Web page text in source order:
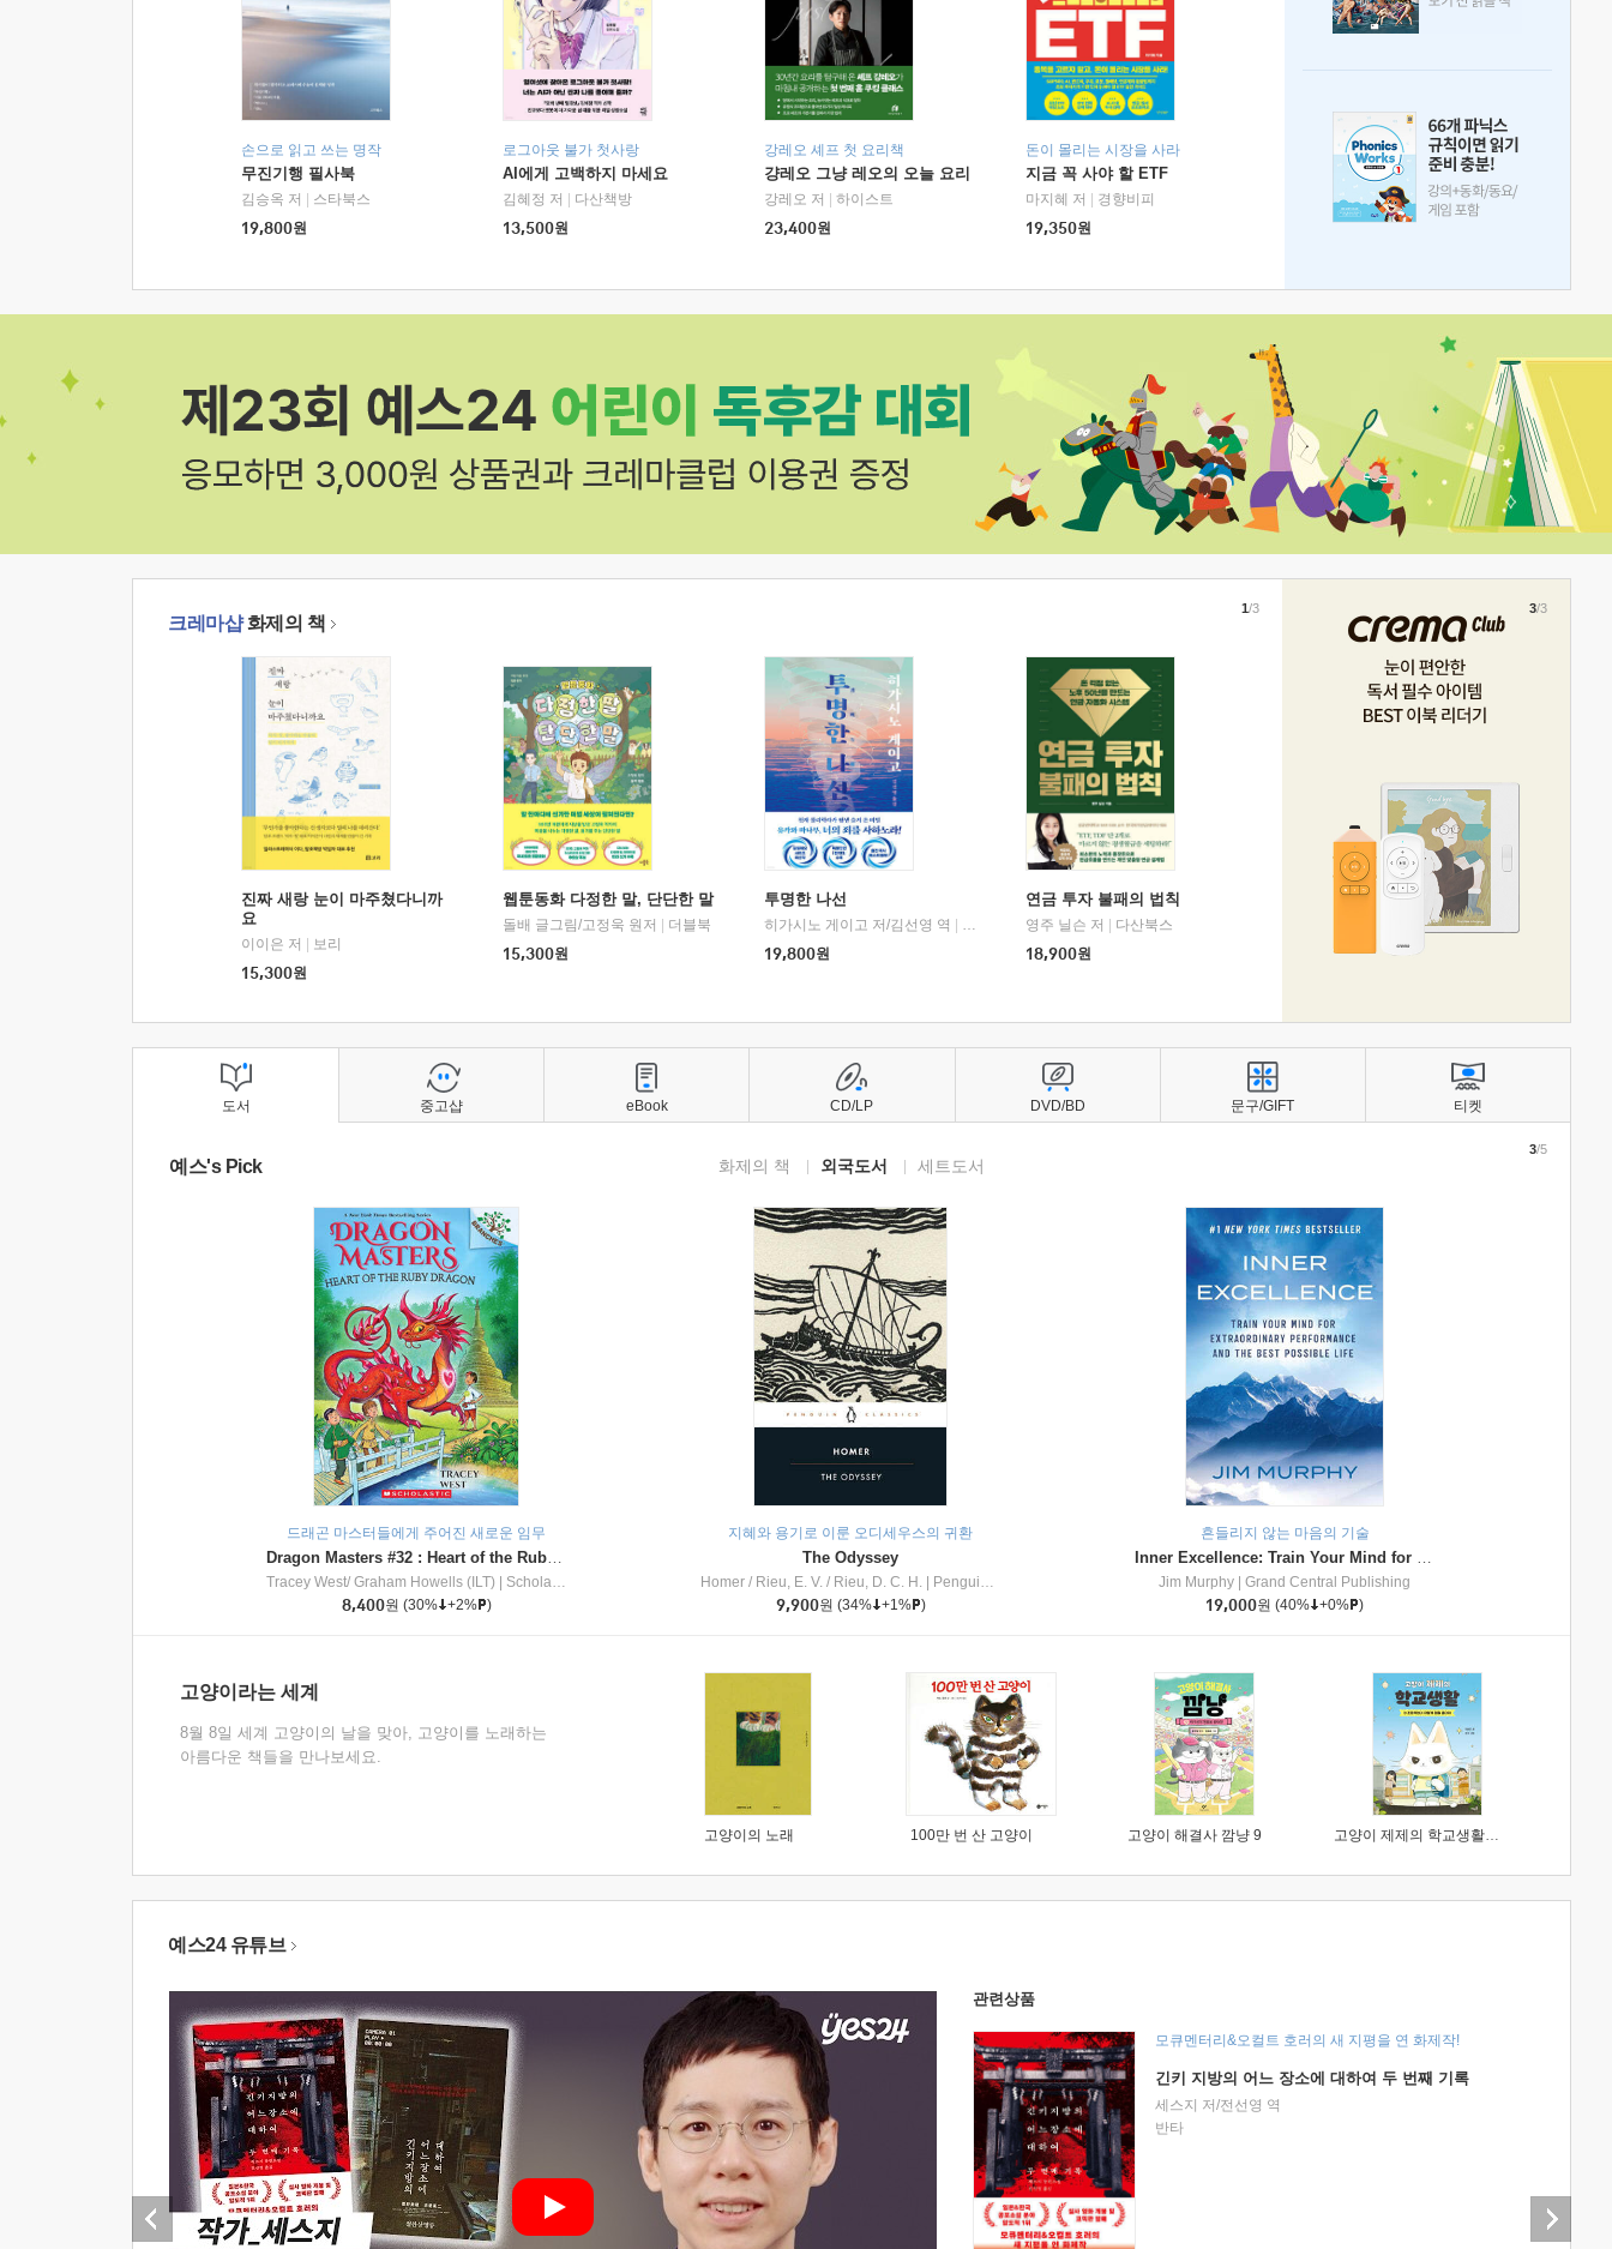
손으로 읽고 쓰는 명작
무진기행 필사북
김승옥 저
스타북스
19,800원
로그아웃 불가 첫사랑
AI에게 고백하지 마세요
김혜정 저
다산책방
13,500원
강레오 셰프 첫 요리책
걍레오 그냥 레오의 오늘 요리
강레오 저
하이스트
23,400원
돈이 몰리는 시장을 사라
지금 꼭 사야 할 ETF
마지혜 저
경향비피
19,350원
크레마샵화제의 책
진짜 새랑 눈이 마주쳤다니까
요
이이은 저
보리
15,300원
웹툰동화 다정한 말, 단단한 말
돌배 글그림/고정욱 원저
더블북
15,300원
투명한 나선
히가시노 게이고 저/김선영 역
북다
19,800원
연금 투자 불패의 법칙
영주 닐슨 저
다산북스
18,900원
1/3 3/3
도서
예스's Pick 화제의 책 외국도서 세트도서
드래곤 마스터들에게 주어진 새로운 임무
Dragon Masters #32 : Heart of the Ruby Dragon (A Branches Book)
Tracey West/ Graham Howells (ILT)
Scholastic Inc
8,400원 (30% +2% )
지혜와 용기로 이룬 오디세우스의 귀환
The Odyssey
Homer / Rieu, E. V. / Rieu, D. C. H.
Penguin Group
9,900원 (34% +1% )
흔들리지 않는 마음의 기술
Inner Excellence: Train Your Mind for Extraordinary Performance and the Best Possible Life
Jim Murphy
Grand Central Publishing
19,000원 (40% +0% )
3/5
고양이라는 세계
8월 8일 세계 고양이의 날을 맞아, 고양이를 노래하는
아름다운 책들을 만나보세요.
고양이의 노래 100만 번 산 고양이 고양이 해결사 깜냥 9 고양이 제제의 학교생활 1 : 초등학생이 이렇게 힘들 줄이야
중고샵 eBook CD/LP DVD/BD 문구/GIFT 티켓
예스24 유튜브
관련상품
모큐멘터리&오컬트 호러의 새 지평을 연 화제작!
긴키 지방의 어느 장소에 대하여 두 번째 기록
세스지 저/전선영 역
반타